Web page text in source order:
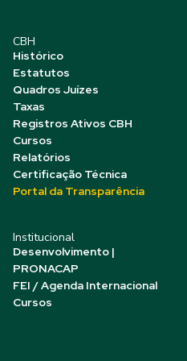
CBH
Histórico
Estatutos
Quadros Juízes
Taxas
Registros Ativos CBH
Cursos
Relatórios
Certificação Técnica
Portal da Transparência
Institucional
Desenvolvimento |
PRONACAP
FEI / Agenda Internacional
Cursos